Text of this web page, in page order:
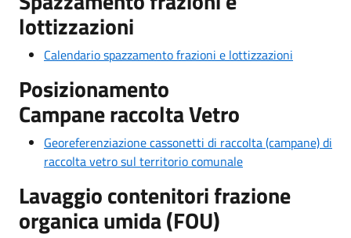
lottizzazioni
Calendario spazzamento frazioni e lottizzazioni
Posizionamento
Campane raccolta Vetro
Georeferenziazione cassonetti di raccolta (campane) di
raccolta vetro sul territorio comunale
Lavaggio contenitori frazione
organica umida (FOU)